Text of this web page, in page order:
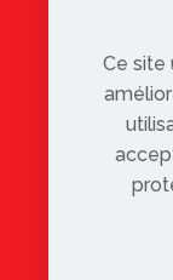
Ce site